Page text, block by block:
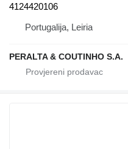
4124420106
Portugalija, Leiria
PERALTA & COUTINHO S.A.